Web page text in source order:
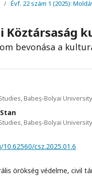
/ Évf. 22 szám 1 (2025):
Köztársaság
bevonása a
Babeș-Bolyai University
Babeș-Bolyai University
csz.2025.01.6
örökség védelme, civil